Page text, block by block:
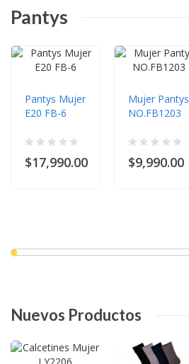
Pantys
Pantys Mujer
E20 FB-6
$17,990.00
Mujer Pantys
NO.FB1203
$9,990.00
Nuevos Productos